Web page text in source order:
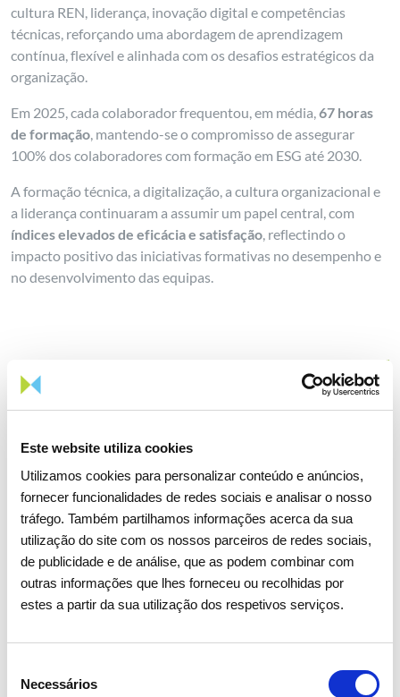
Este website utiliza cookies
Utilizamos cookies para personalizar conteúdo e anúncios,
fornecer funcionalidades de redes sociais e analisar o nosso
tráfego. Também partilhamos informações acerca da sua
utilização do site com os nossos parceiros de redes sociais,
de publicidade e de análise, que as podem combinar com
outras informações que lhes forneceu ou recolhidas por
estes a partir da sua utilização dos respetivos serviços.
Necessários
cultura REN, liderança, inovação digital e competências
técnicas, reforçando uma abordagem de aprendizagem
contínua, flexível e alinhada com os desafios estratégicos da
organização.
Em 2025, cada colaborador frequentou, em média,67 horas
de formação, mantendo-se o compromisso de assegurar
100% dos colaboradores com formação em ESG até 2030.
A formação técnica, a digitalização, a cultura organizacional e
a liderança continuaram a assumir um papel central, com
índices elevados de eficácia e satisfação, reflectindo o
impacto positivo das iniciativas formativas no desempenho e
no desenvolvimento das equipas.
Ano
Horas de
formação
(Homens)
Horas de
formação
(Mulheres)
em ações de
formação
(Homens)
2025 43.586 9.754 5.488
4.100